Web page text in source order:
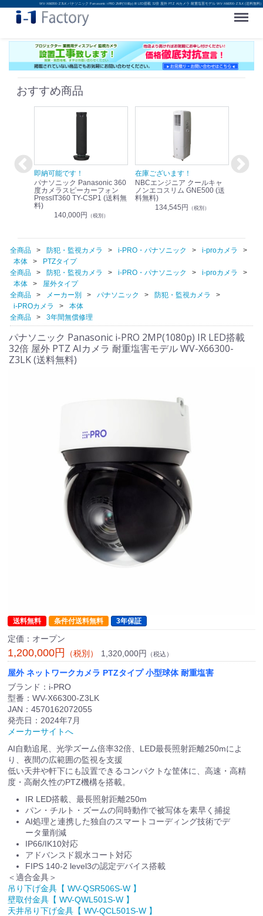
WV-X66300-Z3LK パナソニック Panasonic i-PRO 2MP(1080p) IR LED搭載 32倍 屋外 PTZ AIカメラ 耐重塩害モデル WV-X66300-Z3LK (送料無料)
Menu
おすすめ商品
即納可能です！
パナソニック Panasonic 360
度カメラスピーカーフォン
PressIT360 TY-CSP1 (送料無
料)
140,000円 （税別）
在庫ございます！
NBCエンジニア クールキャ
ノンエコスリム GNE500 (送
料無料)
134,545円 （税別）
即納可
全商品 防犯・監視カメラ i-PRO・パナソニック
i-proカメラ
本体
PTZタイプ
全商品
防犯・監視カメラ i-PRO・パナソニック
i-proカメラ
本体
屋外タイプ
全商品
メーカー別 パナソニック
防犯・監視カメラ
i-PROカメラ
本体
全商品
3年間無償修理
パナソニック Panasonic i-PRO 2MP(1080p) IR LED搭載
32倍 屋外 PTZ AIカメラ 耐重塩害モデル WV-X66300-
Z3LK (送料無料)
送料無料 条件付送料無料 3年保証
定価：オープン
1,200,000円 （税別） 1,320,000円 （税込）
屋外 ネットワークカメラ PTZタイプ 小型球体 耐重塩害
ブランド：i-PRO
型番：WV-X66300-Z3LK
JAN：4570162072055
発売日：2024年7月
メーカーサイトへ
AI自動追尾、光学ズーム倍率32倍、LED最長照射距離250mによ
り、夜間の広範囲の監視を支援
低い天井や軒下にも設置できるコンパクトな筐体に、高速・高精
度・高耐久性のPTZ機構を搭載。
IR LED搭載、最長照射距離250m
パン・チルト・ズームの同時動作で被写体を素早く捕捉
AI処理と連携した独自のスマートコーディング技術でデ
ータ量削減
IP66/IK10対応
アドバンスド親水コート対応
FIPS 140-2 level3の認定デバイス搭載
＜適合金具＞
吊り下げ金具【 WV-QSR506S-W 】
壁取付金具【 WV-QWL501S-W 】
天井吊り下げ金具【 WV-QCL501S-W 】